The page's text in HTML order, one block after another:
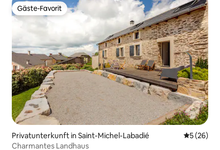
Gäste-Favorit
Gäste-Favorit
Privatunterkunft in Saint-Michel-Labadié
5 (26)
Charmantes Landhaus